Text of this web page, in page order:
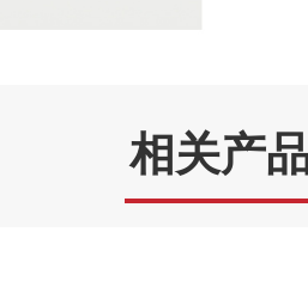
1~6倍连续变焦
相关产